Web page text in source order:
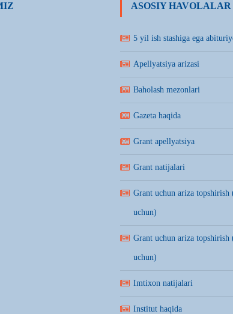
ASOSIY HAVOLALAR
5 yil ish stashiga ega
Apellyatsiya arizasi
Baholash mezonlari
Gazeta haqida
Grant apellyatsiya
Grant natijalari
Grant uchun ariza topshirish
uchun)
Grant uchun ariza topshirish
uchun)
Imtixon natijalari
Institut haqida